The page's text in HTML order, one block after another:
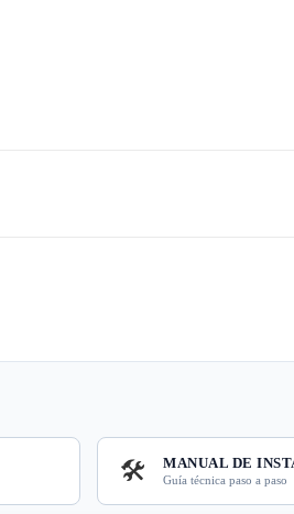
🛠️ MANUAL DE
Guía técnica paso a paso